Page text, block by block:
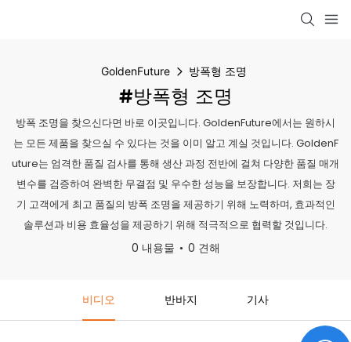
GoldenFuture 방폭형 조명
#방폭형 조명
방폭 조명을 찾으신다면 바로 이곳입니다. GoldenFuture에서는 원하시
는 모든 제품을 찾으실 수 있다는 것을 이미 알고 계실 것입니다. GoldenF
uture는 엄격한 품질 검사를 통해 생산 과정 전반에 걸쳐 다양한 품질 매개
변수를 검증하여 완벽한 무결점 및 우수한 성능을 보장합니다. 저희는 장
기 고객에게 최고 품질의 방폭 조명을 제공하기 위해 노력하며, 효과적인
솔루션과 비용 효율성을 제공하기 위해 적극적으로 협력할 것입니다.
0 내용물 0 견해
비디오 반바지 기사